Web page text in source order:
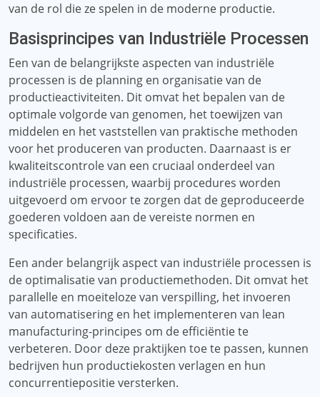
van de rol die ze spelen in de moderne productie.
Basisprincipes van Industriële Processen
Een van de belangrijkste aspecten van industriële
processen is de planning en organisatie van de
productieactiviteiten. Dit omvat het bepalen van de
optimale volgorde van genomen, het toewijzen van
middelen en het vaststellen van praktische methoden
voor het produceren van producten. Daarnaast is er
kwaliteitscontrole van een cruciaal onderdeel van
industriële processen, waarbij procedures worden
uitgevoerd om ervoor te zorgen dat de geproduceerde
goederen voldoen aan de vereiste normen en
specificaties.
Een ander belangrijk aspect van industriële processen is
de optimalisatie van productiemethoden. Dit omvat het
parallelle en moeiteloze van verspilling, het invoeren
van automatisering en het implementeren van lean
manufacturing-principes om de efficiëntie te
verbeteren. Door deze praktijken toe te passen, kunnen
bedrijven hun productiekosten verlagen en hun
concurrentiepositie versterken.